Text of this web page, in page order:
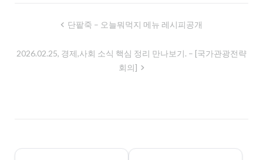
비
단팥죽 – 오늘뭐먹지 메뉴 레시피공개
2026.02.25, 경제,사회 소식 핵심 정리 만나보기. – [국가관광전략
회의]